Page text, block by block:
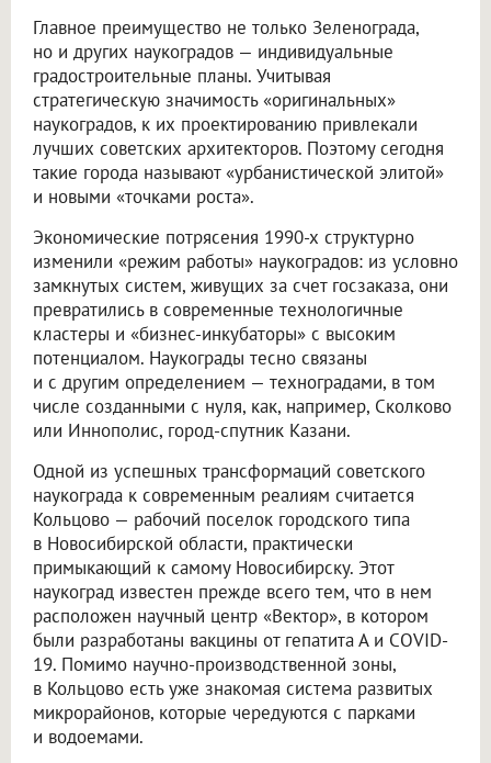
Главное преимущество не только Зеленограда,
но и других наукоградов — индивидуальные
градостроительные планы. Учитывая
стратегическую значимость «оригинальных»
наукоградов, к их проектированию привлекали
лучших советских архитекторов. Поэтому сегодня
такие города называют «урбанистической элитой»
и новыми «точками роста».
Экономические потрясения 1990-х структурно
изменили «режим работы» наукоградов: из условно
замкнутых систем, живущих за счет госзаказа, они
превратились в современные технологичные
кластеры и «бизнес-инкубаторы» с высоким
потенциалом. Наукограды тесно связаны
и с другим определением — техноградами, в том
числе созданными с нуля, как, например, Сколково
или Иннополис, город-спутник Казани.
Одной из успешных трансформаций советского
наукограда к современным реалиям считается
Кольцово — рабочий поселок городского типа
в Новосибирской области, практически
примыкающий к самому Новосибирску. Этот
наукоград известен прежде всего тем, что в нем
расположен научный центр «Вектор», в котором
были разработаны вакцины от гепатита А и COVID-
19. Помимо научно-производственной зоны,
в Кольцово есть уже знакомая система развитых
микрорайонов, которые чередуются с парками
и водоемами.